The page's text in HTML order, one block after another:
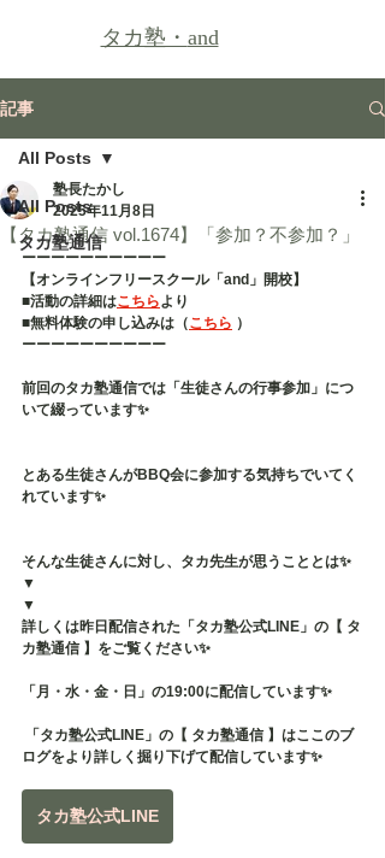
タカ塾・and
記事
All Posts
タカ塾通信
All Posts
【タカ塾通信 vol.1674】「参加？不参加？」
塾長たかし
2025年11月8日
ーーーーーーーーーー
【オンラインフリースクール「and」開校】
■活動の詳細はこちらより
■無料体験の申し込みは（こちら ）
ーーーーーーーーーー
前回のタカ塾通信では「生徒さんの行事参加」につ
いて綴っています✨
とある生徒さんがBBQ会に参加する気持ちでいてく
れています✨
そんな生徒さんに対し、タカ先生が思うこととは✨
▼
▼
詳しくは昨日配信された「タカ塾公式LINE」の【 タ
カ塾通信 】をご覧ください✨
「月・水・金・日」の19:00に配信しています✨
「タカ塾公式LINE」の【 タカ塾通信 】はここのブ
ログをより詳しく掘り下げて配信しています✨
タカ塾公式LINE